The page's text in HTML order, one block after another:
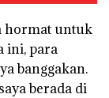
hormat untuk
ini, para
banggakan.
berada di